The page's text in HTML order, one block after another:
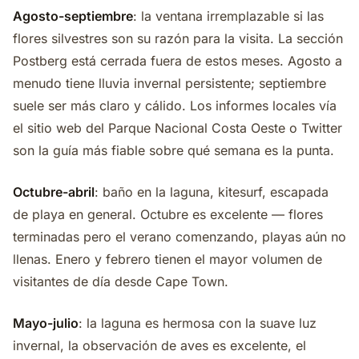
Agosto-septiembre: la ventana irremplazable si las
flores silvestres son su razón para la visita. La sección
Postberg está cerrada fuera de estos meses. Agosto a
menudo tiene lluvia invernal persistente; septiembre
suele ser más claro y cálido. Los informes locales vía
el sitio web del Parque Nacional Costa Oeste o Twitter
son la guía más fiable sobre qué semana es la punta.
Octubre-abril: baño en la laguna, kitesurf, escapada
de playa en general. Octubre es excelente — flores
terminadas pero el verano comenzando, playas aún no
llenas. Enero y febrero tienen el mayor volumen de
visitantes de día desde Cape Town.
Mayo-julio: la laguna es hermosa con la suave luz
invernal, la observación de aves es excelente, el